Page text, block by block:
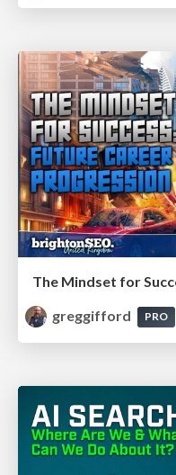
greggifford
PRO